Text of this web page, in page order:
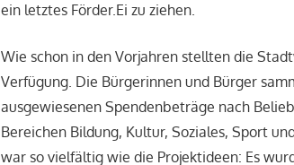
ein letztes Förder.Ei zu ziehen.
Wie schon in den Vorjahren stellten die
Verfügung. Die Bürgerinnen und Bürger
ausgewiesenen Spendenbeträge nach
Bereichen Bildung, Kultur, Soziales, Sport
war so vielfältig wie die Projektideen: Es